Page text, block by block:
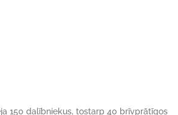
150 dalībniekus, tostarp 40 brīvprātīgos